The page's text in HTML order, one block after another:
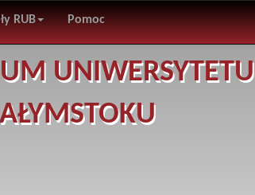
RUB Pomoc
UNIWERSYTETU